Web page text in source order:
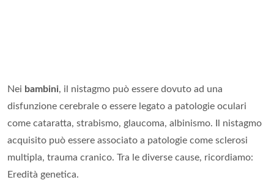
Nei bambini, il nistagmo può essere dovuto ad una
disfunzione cerebrale o essere legato a patologie oculari
come cataratta, strabismo, glaucoma, albinismo. Il nistagmo
acquisito può essere associato a patologie come sclerosi
multipla, trauma cranico. Tra le diverse cause, ricordiamo:
Eredità genetica.